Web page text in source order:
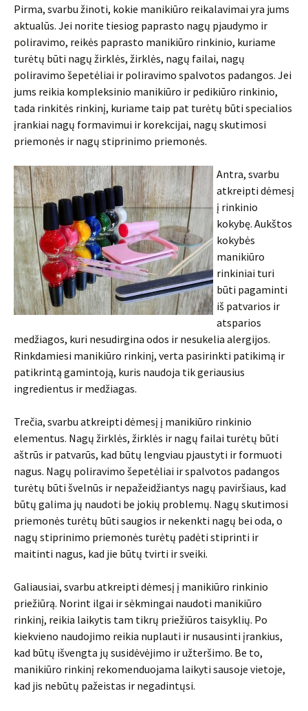
Pirma, svarbu žinoti, kokie manikiūro reikalavimai yra jums
aktualūs. Jei norite tiesiog paprasto nagų pjaudymo ir
poliravimo, reikės paprasto manikiūro rinkinio, kuriame
turėtų būti nagų žirklės, žirklės, nagų failai, nagų
poliravimo šepetėliai ir poliravimo spalvotos padangos. Jei
jums reikia kompleksinio manikiūro ir pedikiūro rinkinio,
tada rinkitės rinkinį, kuriame taip pat turėtų būti specialios
įrankiai nagų formavimui ir korekcijai, nagų skutimosi
priemonės ir nagų stiprinimo priemonės.
Antra, svarbu
atkreipti dėmesį
į rinkinio
kokybę. Aukštos
kokybės
manikiūro
rinkiniai turi
būti pagaminti
iš patvarios ir
atsparios
medžiagos, kuri nesudirgina odos ir nesukelia alergijos.
Rinkdamiesi manikiūro rinkinį, verta pasirinkti patikimą ir
patikrintą gamintoją, kuris naudoja tik geriausius
ingredientus ir medžiagas.
Trečia, svarbu atkreipti dėmesį į manikiūro rinkinio
elementus. Nagų žirklės, žirklės ir nagų failai turėtų būti
aštrūs ir patvarūs, kad būtų lengviau pjaustyti ir formuoti
nagus. Nagų poliravimo šepetėliai ir spalvotos padangos
turėtų būti švelnūs ir nepažeidžiantys nagų paviršiaus, kad
būtų galima jų naudoti be jokių problemų. Nagų skutimosi
priemonės turėtų būti saugios ir nekenkti nagų bei oda, o
nagų stiprinimo priemonės turėtų padėti stiprinti ir
maitinti nagus, kad jie būtų tvirti ir sveiki.
Galiausiai, svarbu atkreipti dėmesį į manikiūro rinkinio
priežiūrą. Norint ilgai ir sėkmingai naudoti manikiūro
rinkinį, reikia laikytis tam tikrų priežiūros taisyklių. Po
kiekvieno naudojimo reikia nuplauti ir nusausinti įrankius,
kad būtų išvengta jų susidėvėjimo ir užteršimo. Be to,
manikiūro rinkinį rekomenduojama laikyti sausoje vietoje,
kad jis nebūtų pažeistas ir negadintųsi.